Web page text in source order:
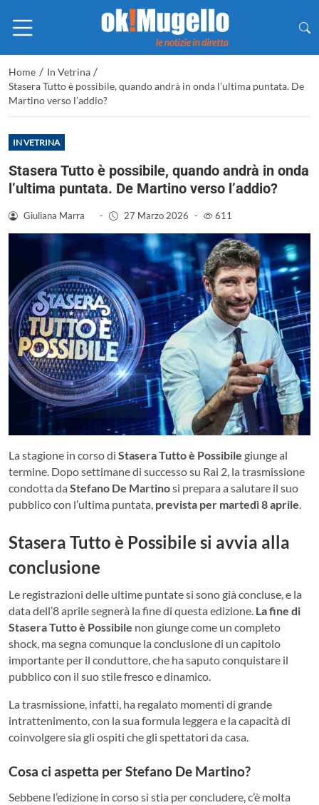
Home / In Vetrina /
Stasera Tutto è possibile, quando andrà in onda l’ultima puntata. De
Martino verso l’addio?
IN VETRINA
Stasera Tutto è possibile, quando andrà in onda
l’ultima puntata. De Martino verso l’addio?
Giuliana Marra - 27 Marzo 2026 - 611
La stagione in corso di Stasera Tutto è Possibile giunge al
termine. Dopo settimane di successo su Rai 2, la trasmissione
condotta da Stefano De Martinosi prepara a salutare il suo
pubblico con l’ultima puntata, prevista per martedì 8 aprile
Stasera Tutto è Possibile si avvia alla
conclusione
Le registrazioni delle ultime puntate si sono già concluse, e la
data dell’8 aprile segnerà la fine di questa edizione. La fine di
Stasera Tutto è Possibile non giunge come un completo
shock, ma segna comunque la conclusione di un capitolo
importante per il conduttore, che ha saputo conquistare il
pubblico con il suo stile fresco e dinamico.
La trasmissione, infatti, ha regalato momenti di grande
intrattenimento, con la sua formula leggera e la capacità di
coinvolgere sia gli ospiti che gli spettatori da casa.
Cosa ci aspetta per Stefano De Martino?
Sebbene l’edizione in corso si stia per concludere, c’è molta